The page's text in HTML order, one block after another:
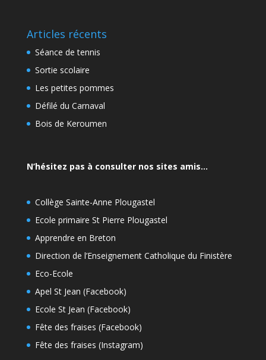
Articles récents
Séance de tennis
Sortie scolaire
Les petites pommes
Défilé du Carnaval
Bois de Keroumen
N’hésitez pas à consulter nos sites amis…
Collège Sainte-Anne Plougastel
Ecole primaire St Pierre Plougastel
Apprendre en Breton
Direction de l’Enseignement Catholique du Finistère
Eco-Ecole
Apel St Jean (Facebook)
Ecole St Jean (Facebook)
Fête des fraises (Facebook)
Fête des fraises (Instagram)